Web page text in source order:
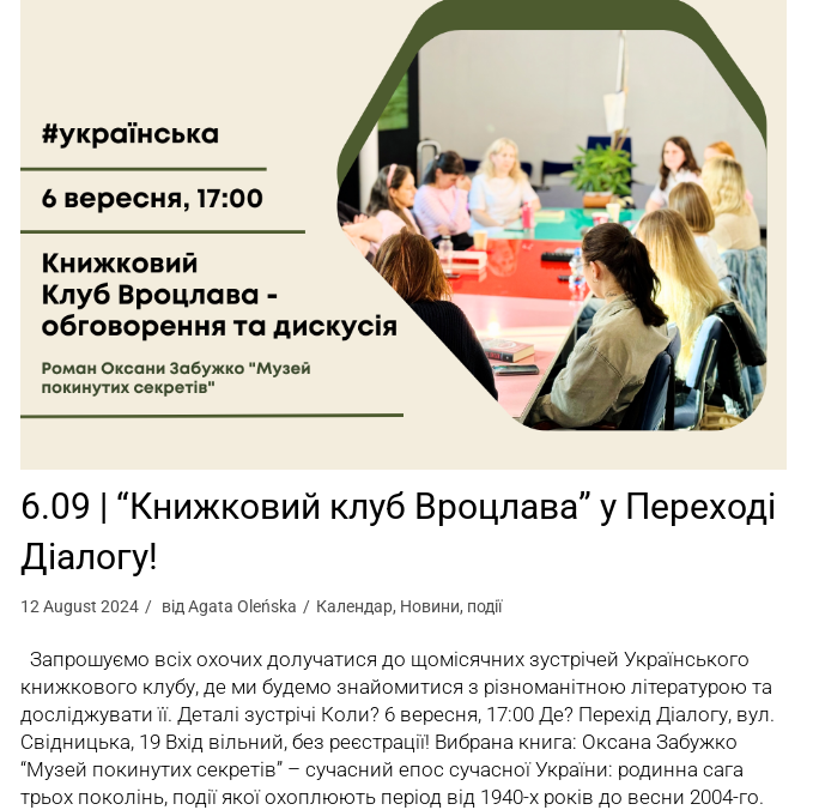
6.09 | “Книжковий клуб Вроцлава” у Переході
Діалогу!
12 August 2024 відAgata Oleńska Календар, Новини, події
Запрошуємо всіх охочих долучатися до щомісячних зустрічей Українського
книжкового клубу, де ми будемо знайомитися з різноманітною літературою та
досліджувати її. Деталі зустрічі Коли? 6 вересня, 17:00 Де? Перехід Діалогу, вул.
Свідницька, 19 Вхід вільний, без реєстрації! Вибрана книга: Оксана Забужко
“Музей покинутих секретів” – сучасний епос сучасної України: родинна сага
трьох поколінь, події якої охоплюють період від 1940-х років до весни 2004-го.